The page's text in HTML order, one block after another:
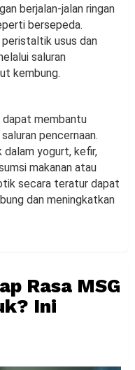
berjalan-jalan ringan
bersepeda.
usus dan
saluran
kembung.
dapat membantu
pencernaan.
dalam yogurt, kefir,
makanan atau
secara teratur dapat
dan meningkatkan
Rasa MSG
Ini